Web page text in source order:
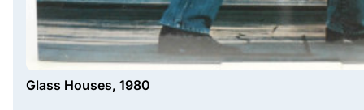
Glass Houses, 1980